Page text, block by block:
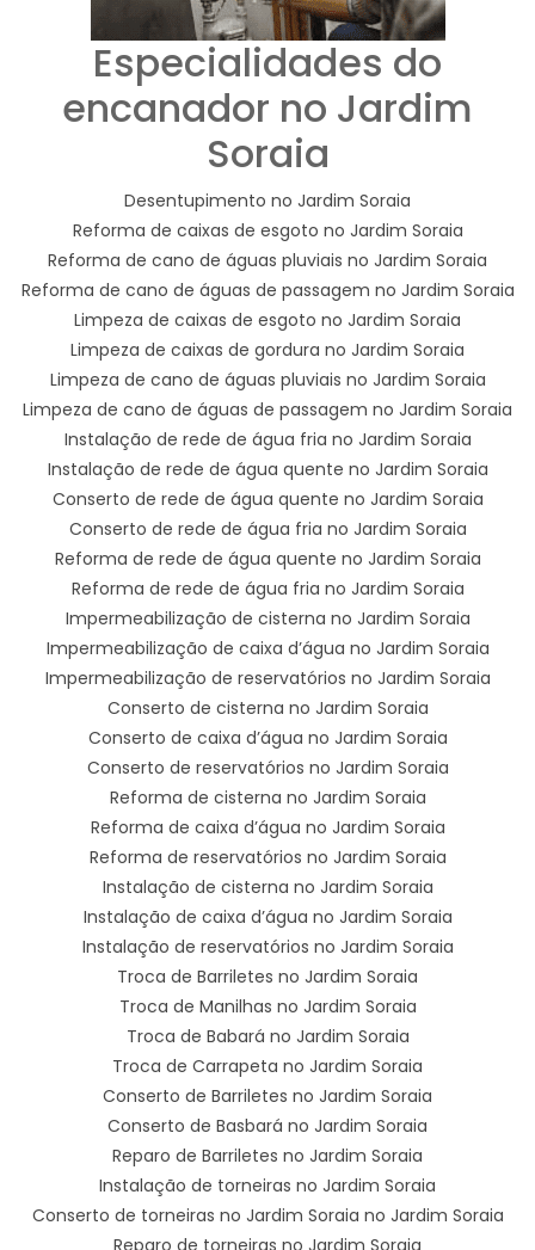
Especialidades do
encanador no Jardim
Soraia
Desentupimento no Jardim Soraia
Reforma de caixas de esgoto no Jardim Soraia
Reforma de cano de águas pluviais no Jardim Soraia
Reforma de cano de águas de passagem no Jardim Soraia
Limpeza de caixas de esgoto no Jardim Soraia
Limpeza de caixas de gordura no Jardim Soraia
Limpeza de cano de águas pluviais no Jardim Soraia
Limpeza de cano de águas de passagem no Jardim Soraia
Instalação de rede de água fria no Jardim Soraia
Instalação de rede de água quente no Jardim Soraia
Conserto de rede de água quente no Jardim Soraia
Conserto de rede de água fria no Jardim Soraia
Reforma de rede de água quente no Jardim Soraia
Reforma de rede de água fria no Jardim Soraia
Impermeabilização de cisterna no Jardim Soraia
Impermeabilização de caixa d’água no Jardim Soraia
Impermeabilização de reservatórios no Jardim Soraia
Conserto de cisterna no Jardim Soraia
Conserto de caixa d’água no Jardim Soraia
Conserto de reservatórios no Jardim Soraia
Reforma de cisterna no Jardim Soraia
Reforma de caixa d’água no Jardim Soraia
Reforma de reservatórios no Jardim Soraia
Instalação de cisterna no Jardim Soraia
Instalação de caixa d’água no Jardim Soraia
Instalação de reservatórios no Jardim Soraia
Troca de Barriletes no Jardim Soraia
Troca de Manilhas no Jardim Soraia
Troca de Babará no Jardim Soraia
Troca de Carrapeta no Jardim Soraia
Conserto de Barriletes no Jardim Soraia
Conserto de Basbará no Jardim Soraia
Reparo de Barriletes no Jardim Soraia
Instalação de torneiras no Jardim Soraia
Conserto de torneiras no Jardim Soraia no Jardim Soraia
Reparo de torneiras no Jardim Soraia